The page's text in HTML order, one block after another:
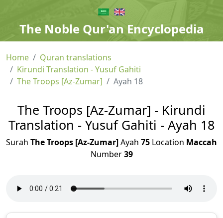
The Noble Qur'an Encyclopedia
Home
Quran translations
Kirundi Translation - Yusuf Gahiti
The Troops [Az-Zumar]
Ayah 18
The Troops [Az-Zumar] - Kirundi
Translation - Yusuf Gahiti - Ayah 18
Surah The Troops [Az-Zumar]Ayah 75 Location Maccah
Number39